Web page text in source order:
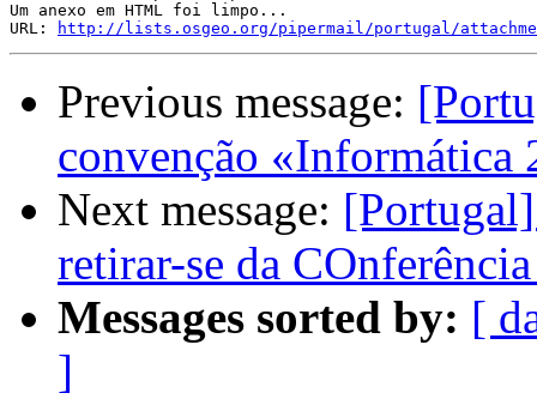
Um anexo em HTML foi limpo...
URL:
http://lists.osgeo.org/pipermail/portugal/
Previous message:
convenção «Informática
Next message:
retirar-se da
Messages sorted by: [
]